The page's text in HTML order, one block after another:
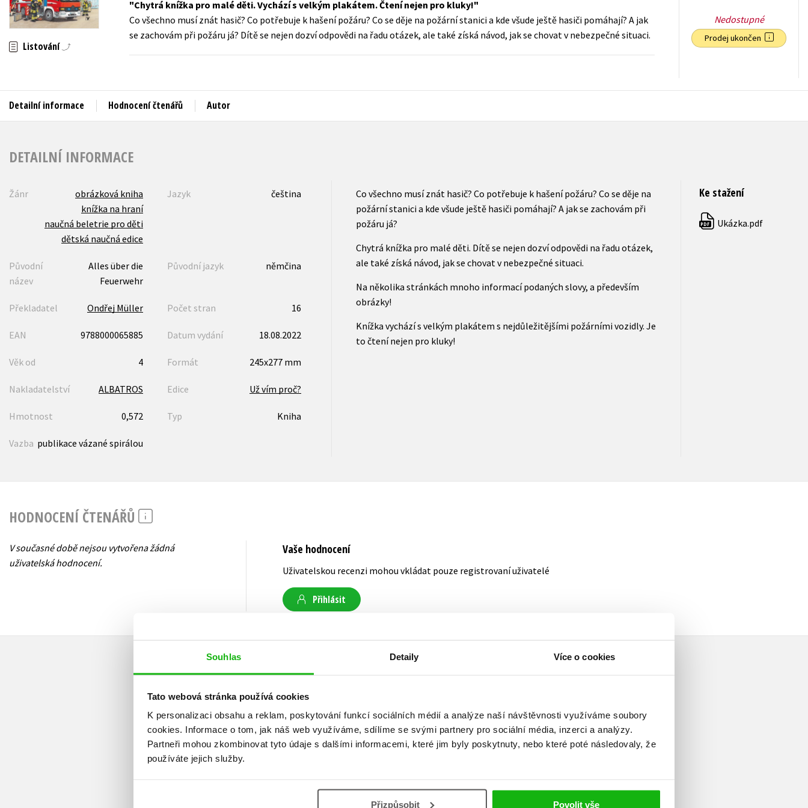
Souhlas Detaily Více o cookies
Tato webová stránka používá cookies
K personalizaci obsahu a reklam, poskytování funkcí sociálních médií a analýze naší návštěvnosti využíváme soubory
cookies. Informace o tom, jak náš web využíváme, sdílíme se svými partnery pro sociální média, inzerci a analýzy.
Partneři mohou zkombinovat tyto údaje s dalšími informacemi, které jim byly poskytnuty, nebo které poté následovaly, že
používáte jejich služby.
Přizpůsobit Povolit vše
Auto - moto
Beletrie pro děti
Beletrie pro dospělé
Jazyky
Kalendáře
Komiks
Populárně - naučná pro dospělé
Populárně - naučné pro děti
Young adult (SK)
Zahraniční literatura
Listování
Chytrá knížka pro malé děti. Vychází s velkým plakátem. Čtení nejen pro kluky!
Co všechno musí znát hasič? Co potřebuje k hašení požáru? Co se děje na požární stanici a kde všude ještě hasiči pomáhají? A jak
se zachovám při požáru já? Dítě se nejen dozví odpovědi na řadu otázek, ale také získá návod, jak se chovat v nebezpečné situaci.
Nedostupné
Prodej ukončen
Detailní informace Hodnocení čtenářů Autor
DETAILNÍ INFORMACE
Žánr
obrázková kniha
knížka na hraní
naučná beletrie pro děti
dětská naučná edice
Jazyk čeština
Původní
název
Alles über die
Feuerwehr
Původní jazyk němčina
Překladatel Ondřej Müller Počet stran 16
EAN 9788000065885 Datum vydání 18.08.2022
Věk od 4 Formát 245x277 mm
Nakladatelství ALBATROS Edice Už vím proč?
Hmotnost 0,572 Typ Kniha
Vazba publikace vázané spirálou
Co všechno musí znát hasič? Co potřebuje k hašení požáru? Co se děje na
požární stanici a kde všude ještě hasiči pomáhají? A jak se zachovám při
požáru já?
Chytrá knížka pro malé děti. Dítě se nejen dozví odpovědi na řadu otázek,
ale také získá návod, jak se chovat v nebezpečné situaci.
Na několika stránkách mnoho informací podaných slovy, a především
obrázky!
Knížka vychází s velkým plakátem s nejdůležitějšími požárními vozidly. Je
to čtení nejen pro kluky!
Ke stažení
PDF Ukázka.pdf
HODNOCENÍ ČTENÁŘŮ
V současné době nejsou vytvořena žádná
uživatelská hodnocení.
Vaše hodnocení
Uživatelskou recenzi mohou vkládat pouze registrovaní uživatelé
Přihlásit
AUTOR KNIHY
Andrea Erne
Německá autorka Andrea Erne se narodila ve Stuttgartu v roce 1958.
nakladatelství Ravensburger Verlag jako redaktorka obrázkových knih pro
děti. Po narození svých dvou dcer začala pracovat jako spisovatelka a